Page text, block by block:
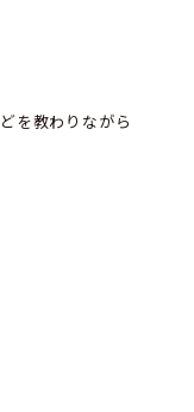
を教わりながら